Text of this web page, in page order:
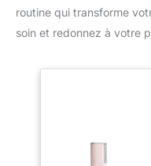
routine qui transforme
soin et redonnez à votre